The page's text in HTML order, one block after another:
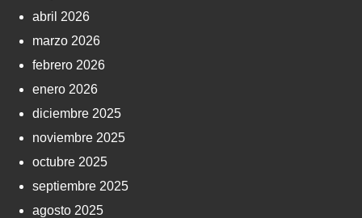
abril 2026
marzo 2026
febrero 2026
enero 2026
diciembre 2025
noviembre 2025
octubre 2025
septiembre 2025
agosto 2025